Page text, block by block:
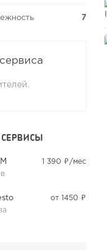
7
1 390 ₽/мес
от 1450 ₽